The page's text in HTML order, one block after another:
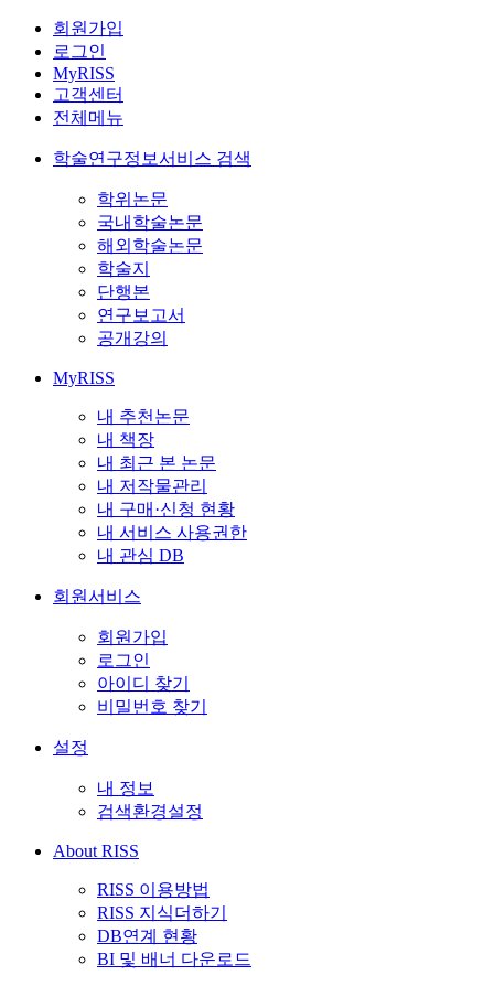
회원가입
로그인
MyRISS
고객센터
전체메뉴
학술연구정보서비스 검색
학위논문
국내학술논문
해외학술논문
학술지
단행본
연구보고서
공개강의
MyRISS
내 추천논문
내 책장
내 최근 본 논문
내 저작물관리
내 구매·신청 현황
내 서비스 사용권한
내 관심 DB
회원서비스
회원가입
로그인
아이디 찾기
비밀번호 찾기
설정
내 정보
검색환경설정
About RISS
RISS 이용방법
RISS 지식더하기
DB연계 현황
BI 및 배너 다운로드